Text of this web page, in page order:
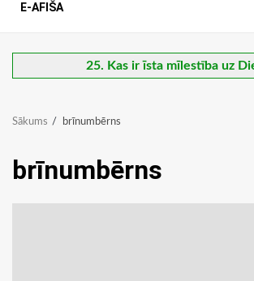
E-AFIŠA
25. Kas ir īsta mīlestība uz
Sākums brīnumbērns
brīnumbērns